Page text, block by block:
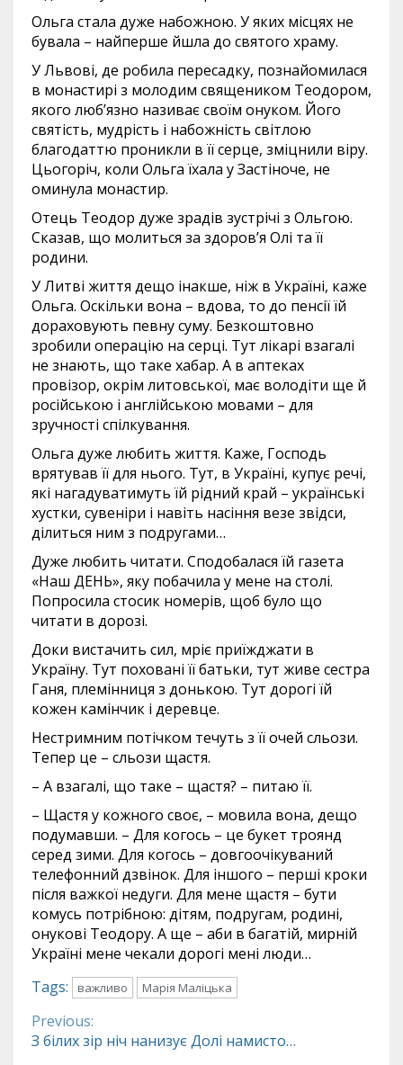
Ольга стала дуже набожною. У яких місцях не
бувала – найперше йшла до святого храму.
У Львові, де робила пересадку, познайомилася
в монастирі з молодим священиком Теодором,
якого люб’язно називає своїм онуком. Його
святість, мудрість і набожність світлою
благодаттю проникли в її серце, зміцнили віру.
Цьогоріч, коли Ольга їхала у Застіноче, не
оминула монастир.
Отець Теодор дуже зрадів зустрічі з Ольгою.
Сказав, що молиться за здоров’я Олі та її
родини.
У Литві життя дещо інакше, ніж в Україні, каже
Ольга. Оскільки вона – вдова, то до пенсії їй
дораховують певну суму. Безкоштовно
зробили операцію на серці. Тут лікарі взагалі
не знають, що таке хабар. А в аптеках
провізор, окрім литовської, має володіти ще й
російською і англійською мовами – для
зручності спілкування.
Ольга дуже любить життя. Каже, Господь
врятував її для нього. Тут, в Україні, купує речі,
які нагадуватимуть їй рідний край – українські
хустки, сувеніри і навіть насіння везе звідси,
ділиться ним з подругами…
Дуже любить читати. Сподобалася їй газета
«Наш ДЕНЬ», яку побачила у мене на столі.
Попросила стосик номерів, щоб було що
читати в дорозі.
Доки вистачить сил, мріє приїжджати в
Україну. Тут поховані її батьки, тут живе сестра
Ганя, племінниця з донькою. Тут дорогі їй
кожен камінчик і деревце.
Нестримним потічком течуть з її очей сльози.
Тепер це – сльози щастя.
– А взагалі, що таке – щастя? – питаю її.
– Щастя у кожного своє, – мовила вона, дещо
подумавши. – Для когось – це букет троянд
серед зими. Для когось – довго­очікуваний
телефонний дзвінок. Для іншого – перші кроки
після важкої недуги. Для мене щастя – бути
комусь потрібною: дітям, подругам, родині,
онукові Теодору. А ще – аби в багатій, мирній
Україні мене чекали дорогі мені люди…
Tags:
важливо Марія Маліцька
Continue
Previous:
З білих зір ніч нанизує Долі намисто…